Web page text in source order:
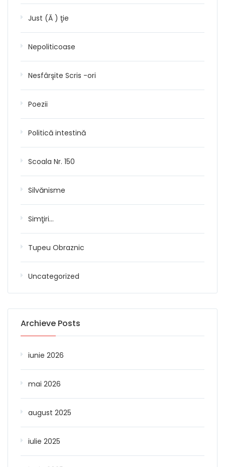
Just (Ă ) ţie
Nepoliticoase
Nesfârşite Scris -ori
Poezii
Politică intestină
Scoala Nr. 150
Silvănisme
Simţiri…
Tupeu Obraznic
Uncategorized
Archieve Posts
iunie 2026
mai 2026
august 2025
iulie 2025